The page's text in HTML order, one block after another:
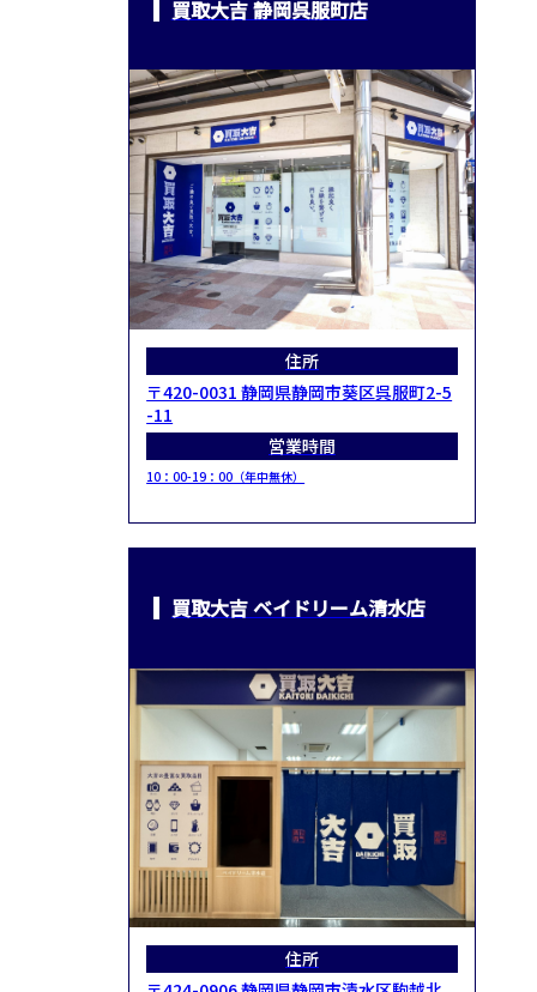
買取大吉 静岡呉服町店
住所
〒420-0031 静岡県静岡市葵区呉服町2-5
-11
営業時間
10：00-19：00（年中無休）
買取大吉 ベイドリーム清水店
住所